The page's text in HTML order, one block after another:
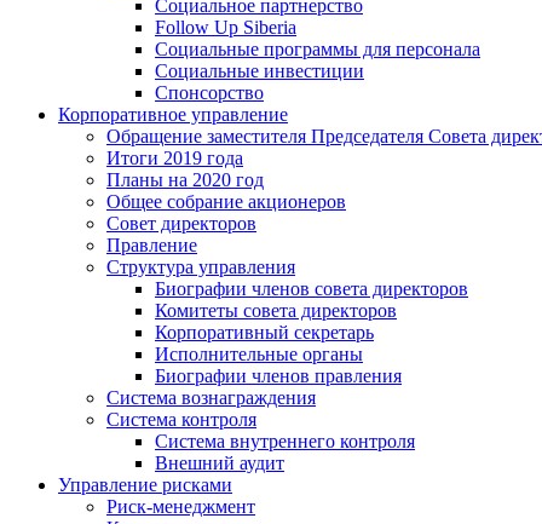
Социальное партнерство
Follow Up Siberia
Социальные программы для персонала
Социальные инвестиции
Спонсорство
Корпоративное управление
Обращение заместителя Председателя Совета
Итоги 2019 года
Планы на 2020 год
Общее собрание акционеров
Совет директоров
Правление
Структура управления
Биографии членов совета директоров
Комитеты совета директоров
Корпоративный секретарь
Исполнительные органы
Биографии членов правления
Система вознаграждения
Система контроля
Система внутреннего контроля
Внешний аудит
Управление рисками
Риск-менеджмент